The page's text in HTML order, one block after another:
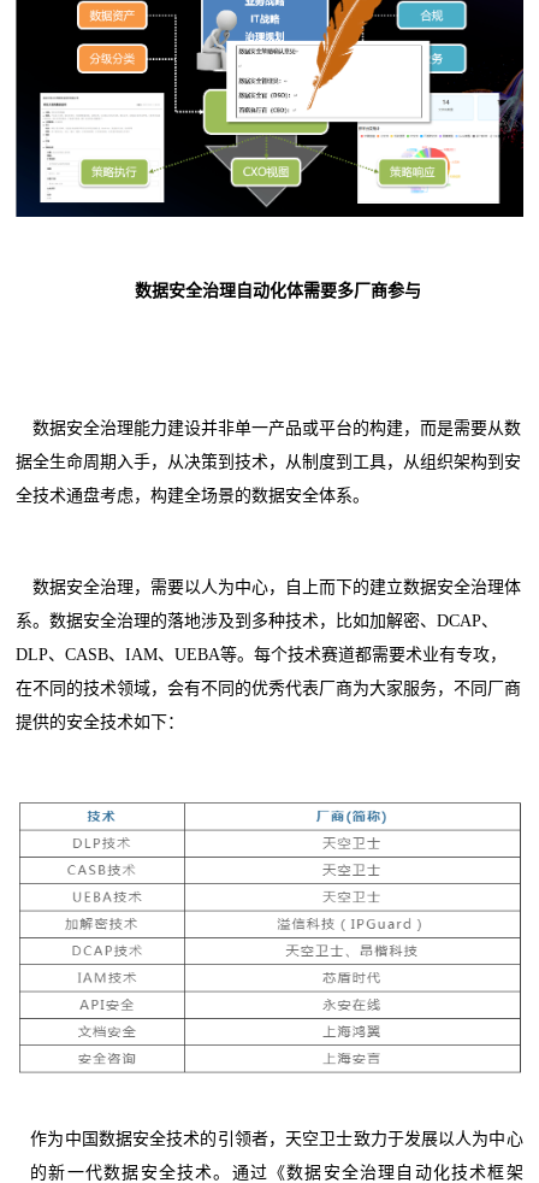
数据安全治理自动化体需要多厂商参与
数据安全治理能力建设并非单一产品或平台的构建，而是需要从数
据全生命周期入手，从决策到技术，从制度到工具，从组织架构到安
全技术通盘考虑，构建全场景的数据安全体系。
数据安全治理，需要以人为中心，自上而下的建立数据安全治理体
系。数据安全治理的落地涉及到多种技术，比如加解密、DCAP、
DLP、CASB、IAM、UEBA等。每个技术赛道都需要术业有专攻，
在不同的技术领域，会有不同的优秀代表厂商为大家服务，不同厂商
提供的安全技术如下：
作为中国数据安全技术的引领者，天空卫士致力于发展以人为中心
的新一代数据安全技术。通过《数据安全治理自动化技术框架